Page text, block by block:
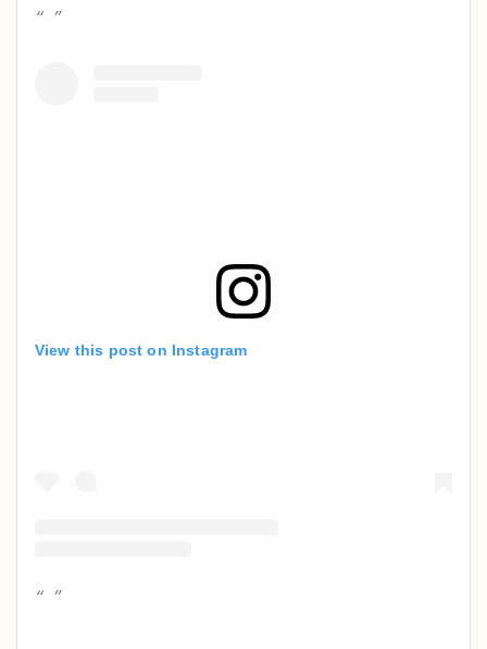
View this post on Instagram